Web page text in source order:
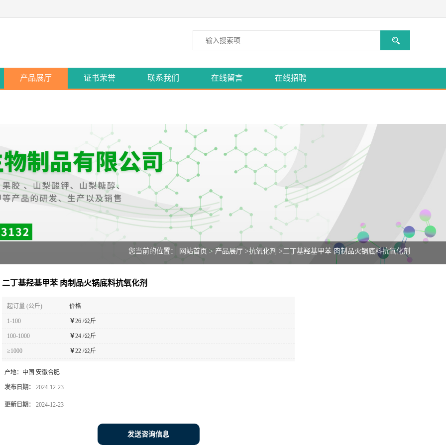
产品展厅 证书荣誉 联系我们 在线留言 在线招聘
您当前的位置： 网站首页 > 产品展厅 >抗氧化剂 >二丁基羟基甲苯 肉制品火锅底料抗氧化剂
二丁基羟基甲苯 肉制品火锅底料抗氧化剂
起订量 (公斤) 价格
1-100 ￥26 /公斤
100-1000 ￥24 /公斤
≥1000 ￥22 /公斤
产地： 中国 安徽合肥
发布日期： 2024-12-23
更新日期： 2024-12-23
发送咨询信息